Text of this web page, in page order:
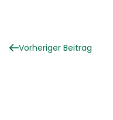
Vorheriger Beitrag